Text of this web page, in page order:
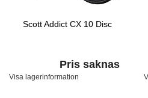
Scott Addict CX 10 Disc
Pris saknas
Visa lagerinformation